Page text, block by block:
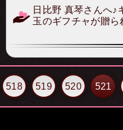
日比野 真琴さんへ♪
玉のギフチャが贈ら
518 519 520 521